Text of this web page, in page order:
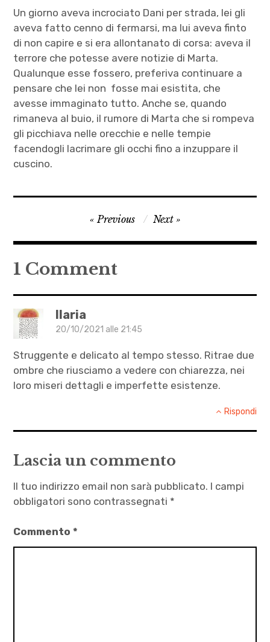
Un giorno aveva incrociato Dani per strada, lei gli
aveva fatto cenno di fermarsi, ma lui aveva finto
di non capire e si era allontanato di corsa: aveva il
terrore che potesse avere notizie di Marta.
Qualunque esse fossero, preferiva continuare a
pensare che lei non fosse mai esistita, che
avesse immaginato tutto. Anche se, quando
rimaneva al buio, il rumore di Marta che si rompeva
gli picchiava nelle orecchie e nelle tempie
facendogli lacrimare gli occhi fino a inzuppare il
cuscino.
Dominique
letteratura
Marta
,
Quando
Sante
Navigazione
articoli
Previous Next
1 Comment
Ilaria
20/10/2021 alle 21:45
Struggente e delicato al tempo stesso. Ritrae due
ombre che riusciamo a vedere con chiarezza, nei
loro miseri dettagli e imperfette esistenze.
Rispondi
Lascia un commento
Il tuo indirizzo email non sarà pubblicato. I campi
obbligatori sono contrassegnati *
Commento*